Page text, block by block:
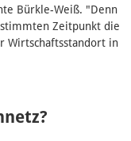
Bürkle-Weiß. "Denn
Zeitpunkt die
Wirtschaftsstandort in